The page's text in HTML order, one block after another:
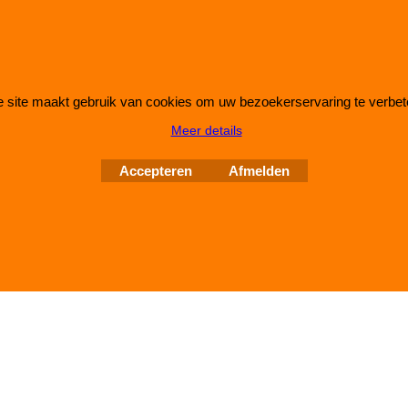
software.
site maakt gebruik van cookies om uw bezoekerservaring te
Meer details
Accepteren Afmelden